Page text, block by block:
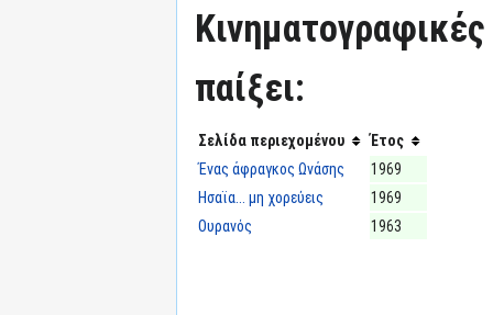
Κινηματογραφικές
παίξει:
Σελίδα περιεχομένου
Έτος
Ένας άφραγκος Ωνάσης
1969
Ησαϊα... μη χορεύεις
1969
Ουρανός
1963